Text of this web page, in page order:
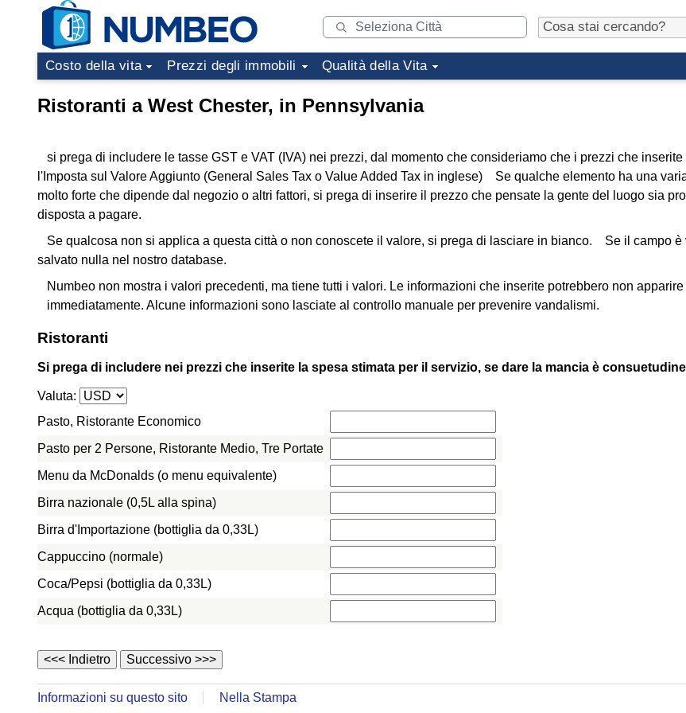
Costo della vita Prezzi degli immobili Qualità della Vita
Ristoranti a West Chester, in Pennsylvania
si prega di includere le tasse GST e VAT (IVA) nei prezzi, dal momento che consideriamo che i prezzi che
l'Imposta sul Valore Aggiunto (General Sales Tax o Value Added Tax in inglese) Se qualche elemento ha una
molto forte che dipende dal negozio o altri fattori, si prega di inserire il prezzo che pensate la gente del luogo sia
disposta a pagare.
Se qualcosa non si applica a questa città o non conoscete il valore, si prega di lasciare in bianco. Se il campo è
salvato nulla nel nostro database.
Numbeo non mostra i valori precedenti, ma tiene tutti i valori. Le informazioni che inserite potrebbero non apparire
immediatamente. Alcune informazioni sono lasciate al controllo manuale per prevenire vandalismi.
Ristoranti
Si prega di includere nei prezzi che inserite la spesa stimata per il servizio, se dare la mancia è
Valuta:
Pasto, Ristorante Economico
Pasto per 2 Persone, Ristorante Medio, Tre Portate
Menu da McDonalds (o menu equivalente)
Birra nazionale (0,5L alla spina)
Birra d'Importazione (bottiglia da 0,33L)
Cappuccino (normale)
Coca/Pepsi (bottiglia da 0,33L)
Acqua (bottiglia da 0,33L)
Informazioni su questo sito Nella Stampa